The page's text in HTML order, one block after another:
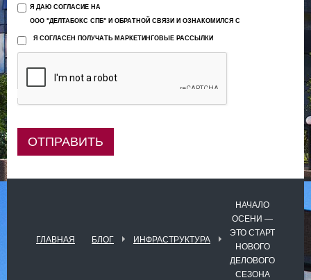
Я ДАЮ СОГЛАСИЕ НА
ООО "ДЕЛТАБОКС СПБ" И ОБРАТНОЙ СВЯЗИ И ОЗНАКОМИЛСЯ С
Я СОГЛАСЕН ПОЛУЧАТЬ МАРКЕТИНГОВЫЕ РАССЫЛКИ
ГЛАВНАЯ БЛОГ ИНФРАСТРУКТУРА
НАЧАЛО
ОСЕНИ —
ЭТО СТАРТ
НОВОГО
ДЕЛОВОГО
СЕЗОНА